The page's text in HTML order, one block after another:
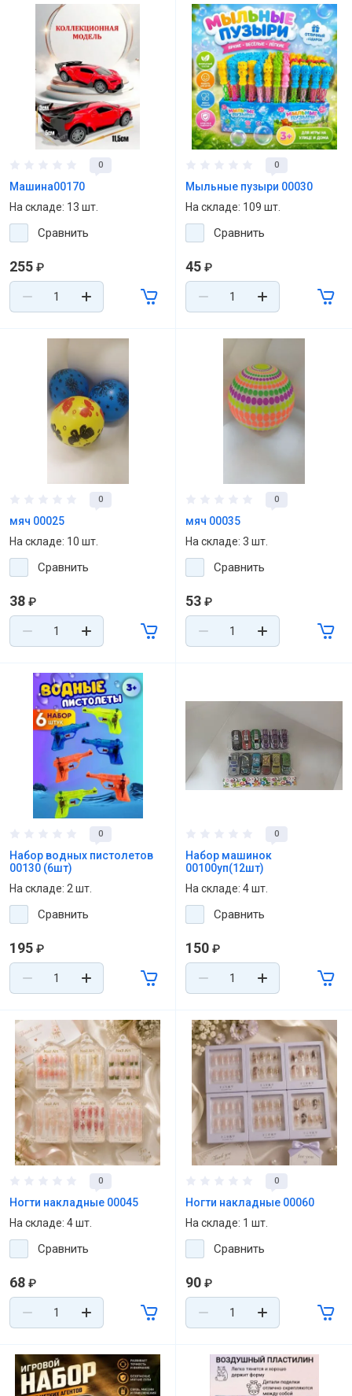
0
Машина00170
На складе: 13 шт.
Сравнить
255 ₽
0
Мыльные пузыри 00030
На складе: 109 шт.
Сравнить
45 ₽
0
мяч 00025
На складе: 10 шт.
Сравнить
38 ₽
0
мяч 00035
На складе: 3 шт.
Сравнить
53 ₽
0
Набор водных пистолетов
00130 (6шт)
На складе: 2 шт.
Сравнить
195 ₽
0
Набор машинок
00100уп(12шт)
На складе: 4 шт.
Сравнить
150 ₽
0
Ногти накладные 00045
На складе: 4 шт.
Сравнить
68 ₽
0
Ногти накладные 00060
На складе: 1 шт.
Сравнить
90 ₽